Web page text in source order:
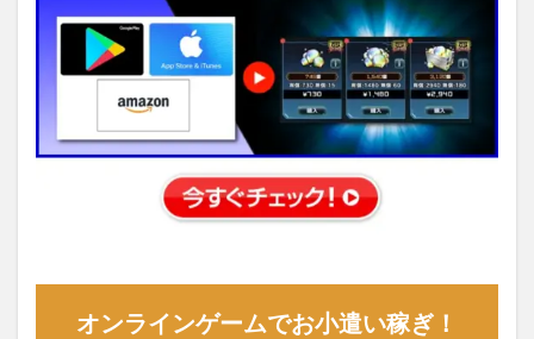
オンラインゲームでお小遣い稼ぎ！